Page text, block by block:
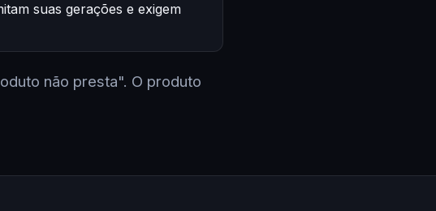
suas gerações e exigem
não presta". O produto